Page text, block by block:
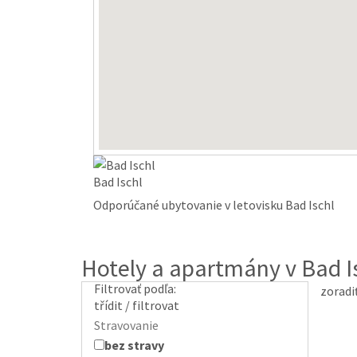
Bad Ischl
Odporúčané ubytovanie v letovisku Bad Ischl
Hotely a apartmány v Bad
Filtrovať podľa:
třídit / filtrovat
Stravovanie
bez stravy